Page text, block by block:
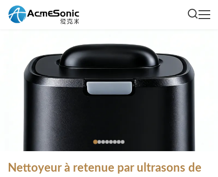
Nettoyeur à retenue par ultrasons de